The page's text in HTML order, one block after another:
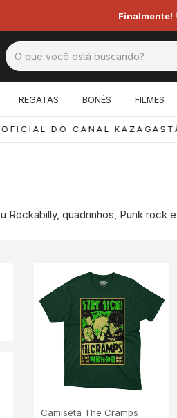
Finalmente!
REGATAS BONÉS FILMES
DO CANAL
Rockabilly, quadrinhos, Punk rock
Camiseta The Cramps